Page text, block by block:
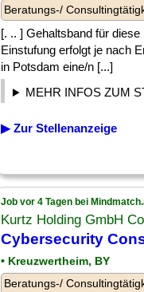
Beratungs-/
[. .. ] Gehaltsband für
Einstufung erfolgt je nach
in Potsdam eine/n [...]
MEHR INFOS ZUM
▶ Zur Stellenanzeige
Job vor 4 Tagen bei
Kurtz Holding GmbH
Cybersecurity
• Kreuzwertheim, BY
Beratungs-/